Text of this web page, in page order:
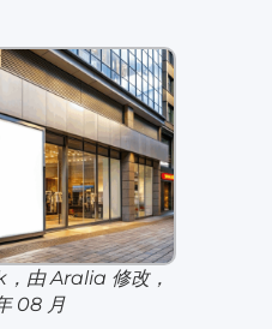
由 Aralia 修改，
08 月